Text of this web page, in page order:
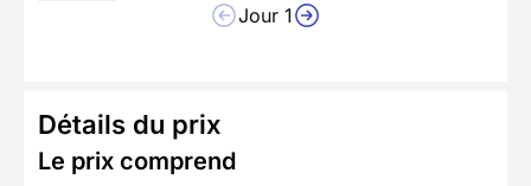
Jour 1
Détails du prix
Le prix comprend